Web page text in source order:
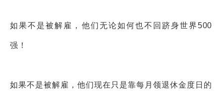
如果不是被解雇，他们无论如何也不回跻身世界500
强！
如果不是被解雇，他们现在只是靠每月领退休金度日的